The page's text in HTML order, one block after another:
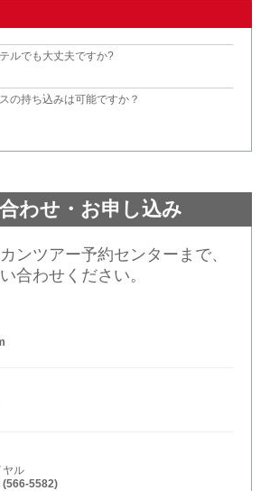
ルでも大丈夫ですか?
の持ち込みは可能ですか？
わせ・お申し込み
ンツアー予約センターまで、
合わせください。
ヤル
5582)